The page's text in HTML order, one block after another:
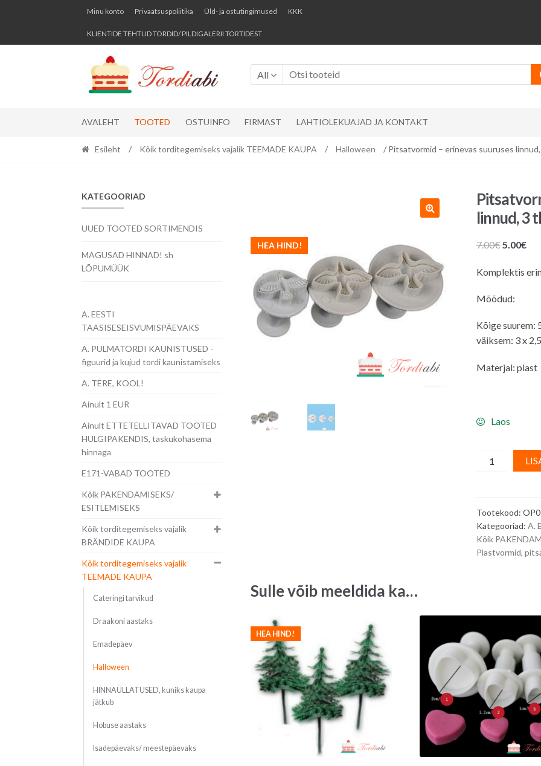
Skip
navigation
Skip
content
Minu konto Privaatsuspoliitika Üld- ja ostutingimused KKK
KLIENTIDE TEHTUD TORDID/ PILDIGALERII TORTIDEST
All
AVALEHT TOOTED OSTUINFO FIRMAST LAHTIOLEKUAJAD JA KONTAKT
Esileht / Kõik torditegemiseks vajalik TEEMADE KAUPA / Halloween / Pitsatvormid – erinevas suuruses
HEA HIND!
linnud, 3
7.00€ Algne
oli:
5.00€
on:
Komplektis
Mõõdud:
Kõige suurem:
väiksem: 3 x
Materjal: plast
Laos
Pitsatvormid
linnud,
3
tk
Tootekood:
Kategooriad: A.
Kõik
Plastvormid,
Sulle võib meeldida ka…
HEA HIND!
KATEGOORIAD
UUED TOOTED SORTIMENDIS
MAGUSAD HINNAD! sh
LÕPUMÜÜK
A. EESTI
TAASISESEISVUMISPÄEVAKS
A. PULMATORDI KAUNISTUSED -
figuurid ja kujud tordi kaunistamiseks
A. TERE, KOOL!
Ainult 1 EUR
Ainult ETTETELLITAVAD TOOTED
HULGIPAKENDIS, taskukohasema
hinnaga
E171-VABAD TOOTED
Kõik PAKENDAMISEKS/
ESITLEMISEKS
Kõik torditegemiseks vajalik
BRÄNDIDE KAUPA
Kõik torditegemiseks vajalik
TEEMADE KAUPA
Cateringi tarvikud
Draakoni aastaks
Emadepäev
Halloween
HINNAÜLLATUSED, kuniks kaupa
jätkub
Hobuse aastaks
Isadepäevaks/ meestepäevaks